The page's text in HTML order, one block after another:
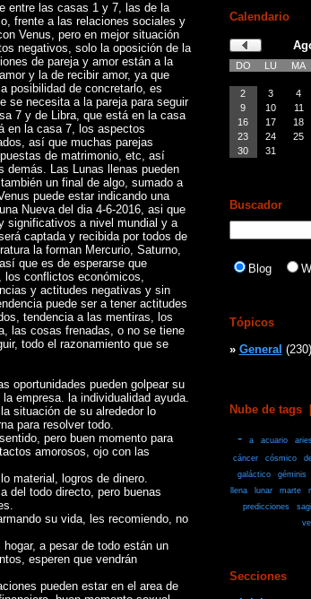
entre las casas 1 y 7, las de la
frente a las relaciones sociales y
Venus, pero en mejor situación
negativos, solo la oposición de la
de pareja y amor están a la
y la de recibir amor, ya que
posibilidad de concretarlo, es
se necesita a la pareja para seguir
7 y de Libra, que está en la casa
en la casa 7, los aspectos
así que muchas parejas
de matrimonio, etc, así
demás. Las Lunas llenas pueden
un final de algo, sumado a
puede estar indicando una
Nueva del dia 4-6-2016, asi que
significativos a nivel mundial y a
captada y recibida por todos de
la forman Mercurio, Saturno,
que es de esperarse que
los conflictos económicos,
y actitudes negativas y sin
puede ser a tener actitudes
tendencia a las mentiras, los
las cosas frenadas, o no se tiene
todo el razonamiento que se
oportunidades pueden golpear su
empresa. la individualidad ayuda.
situación de su alrededor lo
para resolver todo.
pero buen momento para
amorosos, ojo con las
material, logros de dinero.
del todo directo, pero buenas
su vida, les recomiendo, no
a pesar de todo están un
esperen que vendrán
pueden estar en el area de
Calendario
DO LU MA
2
3 4
9
10 11
16
17 18
23
24 25
30
31
Buscador
Blog
Tópicos
» General (230)
Nube de tags
- a acuario
cáncer cósmico
galáctico
géminis
llena
lunar marte
predicciones
Secciones